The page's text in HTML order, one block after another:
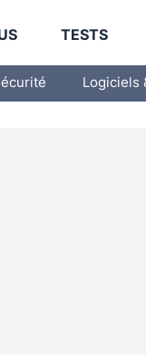
TESTS
Logiciels